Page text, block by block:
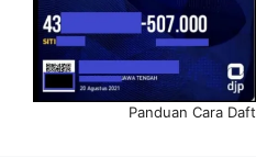
Panduan Cara